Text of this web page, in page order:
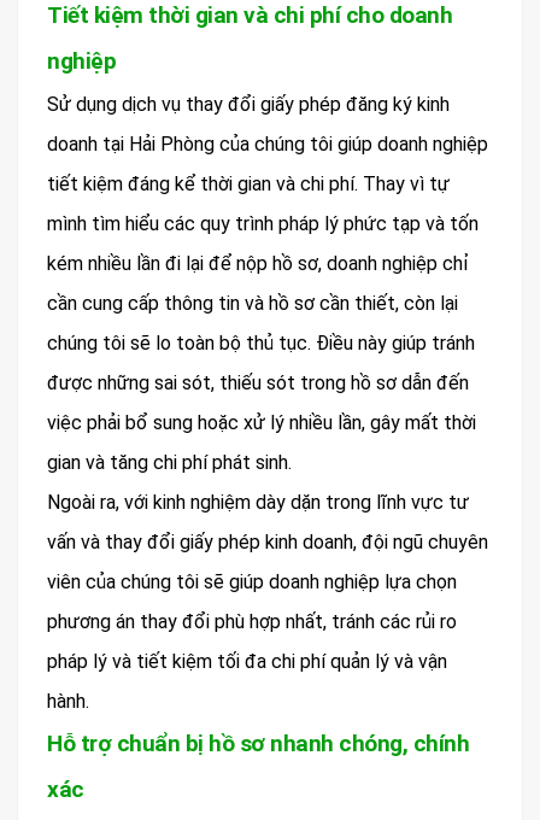
Tiết kiệm thời gian và chi phí cho doanh
nghiệp
Sử dụng dịch vụ thay đổi giấy phép đăng ký kinh
doanh tại Hải Phòng của chúng tôi giúp doanh nghiệp
tiết kiệm đáng kể thời gian và chi phí. Thay vì tự
mình tìm hiểu các quy trình pháp lý phức tạp và tốn
kém nhiều lần đi lại để nộp hồ sơ, doanh nghiệp chỉ
cần cung cấp thông tin và hồ sơ cần thiết, còn lại
chúng tôi sẽ lo toàn bộ thủ tục. Điều này giúp tránh
được những sai sót, thiếu sót trong hồ sơ dẫn đến
việc phải bổ sung hoặc xử lý nhiều lần, gây mất thời
gian và tăng chi phí phát sinh.
Ngoài ra, với kinh nghiệm dày dặn trong lĩnh vực tư
vấn và thay đổi giấy phép kinh doanh, đội ngũ chuyên
viên của chúng tôi sẽ giúp doanh nghiệp lựa chọn
phương án thay đổi phù hợp nhất, tránh các rủi ro
pháp lý và tiết kiệm tối đa chi phí quản lý và vận
hành.
Hỗ trợ chuẩn bị hồ sơ nhanh chóng, chính
xác